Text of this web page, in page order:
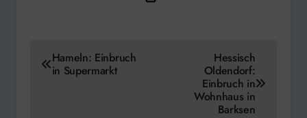
Hameln: Einbruch
in Supermarkt
Hessisch
Oldendorf:
Einbruch in
Wohnhaus in
Barksen